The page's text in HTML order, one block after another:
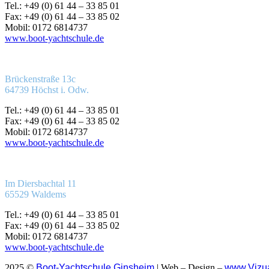
Tel.: +49 (0) 61 44 – 33 85 01
Fax: +49 (0) 61 44 – 33 85 02
Mobil: 0172 6814737
www.boot-yachtschule.de
Brückenstraße 13c
64739 Höchst i. Odw.
Tel.: +49 (0) 61 44 – 33 85 01
Fax: +49 (0) 61 44 – 33 85 02
Mobil: 0172 6814737
www.boot-yachtschule.de
Im Diersbachtal 11
65529 Waldems
Tel.: +49 (0) 61 44 – 33 85 01
Fax: +49 (0) 61 44 – 33 85 02
Mobil: 0172 6814737
www.boot-yachtschule.de